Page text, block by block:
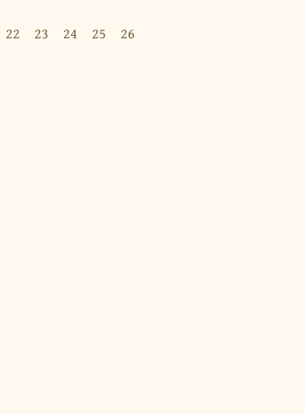
22 23 24 25
26